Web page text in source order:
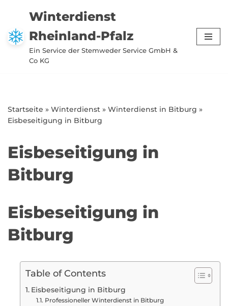
Zum
Inhalt
springen
Winterdienst
Rheinland-Pfalz
Ein Service der Stemweder Service GmbH &
Co KG
Startseite » Winterdienst » Winterdienst in Bitburg »
Eisbeseitigung in Bitburg
Eisbeseitigung in
Bitburg
Eisbeseitigung in
Bitburg
Table of Contents
Eisbeseitigung in Bitburg
Professioneller Winterdienst in Bitburg